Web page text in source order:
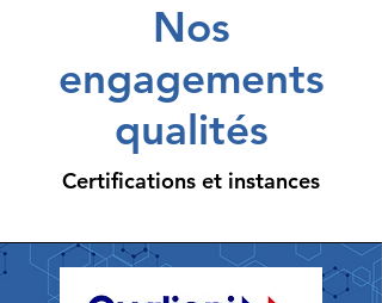
Nos
engagements
qualités
Certifications et instances